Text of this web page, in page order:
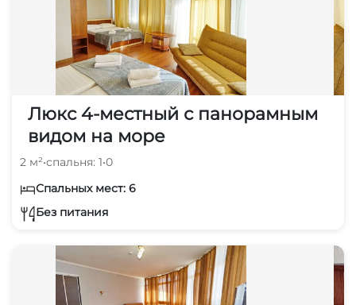
Люкс 4-местный с панорамным
видом на море
2 м²•спальня: 1•0
Спальных мест: 6
Без питания